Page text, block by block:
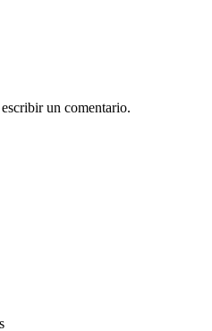
un comentario.